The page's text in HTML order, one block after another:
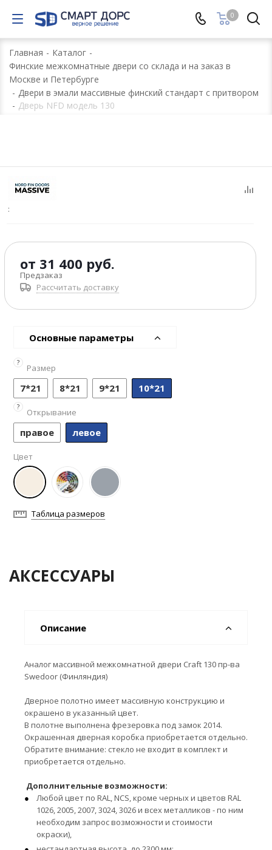
0
Главная - Каталог -
Финские межкомнатные двери со склада и на заказ в
Москве и Петербурге
- Двери в эмали массивные финский стандарт с притвором
- Дверь NFD модель 130
:
от 31 400 руб.
Предзаказ
Рассчитать доставку
Основные параметры
?
Размер
7*21 8*21 9*21 10*21
?
Открывание
правое левое
Цвет
Таблица размеров
АКСЕССУАРЫ
Описание
Аналог массивной межкомнатной двери Craft 130 пр-ва
Swedoor (Финляндия)
Дверное полотно имеет массивную конструкцию и
окрашено в указанный цвет.
В полотне выполнена фрезеровка под замок 2014.
Окрашенная дверная коробка приобретается отдельно.
Обратите внимание: стекло не входит в комплект и
приобретается отдельно.
Дополнительные возможности:
Любой цвет по RAL, NCS, кроме черных и цветов RAL
1026, 2005, 2007, 3024, 3026 и всех металликов - по ним
необходим запрос возможности и стоимости
окраски),